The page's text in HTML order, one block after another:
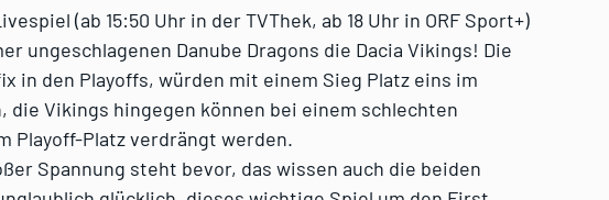
(ab 15:50 Uhr in der TVThek, ab 18 Uhr in ORF Sport+)
ungeschlagenen Danube Dragons die Dacia Vikings! Die
in den Playoffs, würden mit einem Sieg Platz eins im
die Vikings hingegen können bei einem schlechten
Playoff-Platz verdrängt werden.
Spannung steht bevor, das wissen auch die beiden